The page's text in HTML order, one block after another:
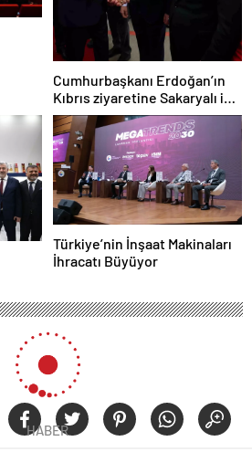
Cumhurbaşkanı Erdoğan’ın
Kıbrıs ziyaretine Sakaryalı iş
insanı da eşlik etti
Türkiye’nin İnşaat Makinaları
İhracatı Büyüyor
HABER